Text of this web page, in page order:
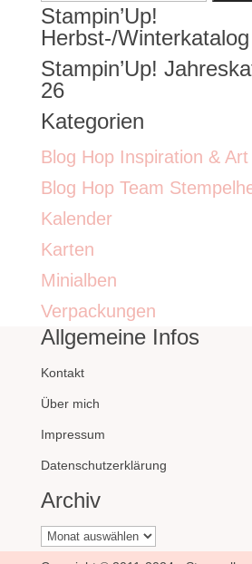
nach:
Stampin’Up!
Herbst-/Winterkatalog
Stampin’Up!
26
Kategorien
Blog Hop Inspiration & Art
Blog Hop Team
Kalender
Karten
Minialben
Verpackungen
Allgemeine Infos
Kontakt
Über mich
Impressum
Datenschutzerklärung
Archiv
Archiv